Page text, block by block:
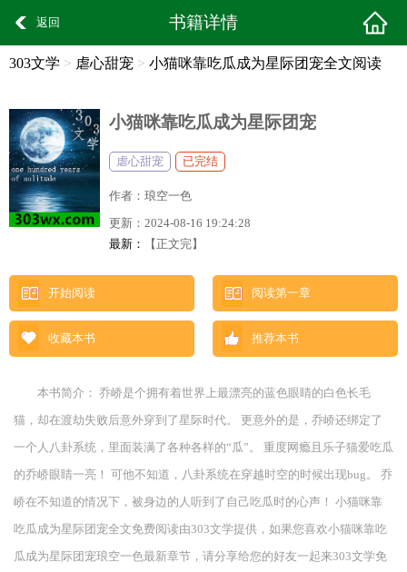
返回 书籍详情
303文学 > 虐心甜宠 > 小猫咪靠吃瓜成为星际团宠全文阅读
小猫咪靠吃瓜成为星际团宠
虐心甜宠 已完结
作者： 琅空一色
更新： 2024-08-16 19:24:28
最新：
【正文完】
开始阅读 阅读第一章
收藏本书 推荐本书
本书简介： 乔峤是个拥有着世界上最漂亮的蓝色眼睛的白色长毛
猫，却在渡劫失败后意外穿到了星际时代。 更意外的是，乔峤还绑定了
一个人八卦系统，里面装满了各种各样的“瓜”。 重度网瘾且乐子猫爱吃瓜
的乔峤眼睛一亮！ 可他不知道，八卦系统在穿越时空的时候出现bug。 乔
峤在不知道的情况下，被身边的人听到了自己吃瓜时的心声！ 小猫咪靠
吃瓜成为星际团宠全文免费阅读由303文学提供，如果您喜欢小猫咪靠吃
瓜成为星际团宠琅空一色最新章节，请分享给您的好友一起来303文学免